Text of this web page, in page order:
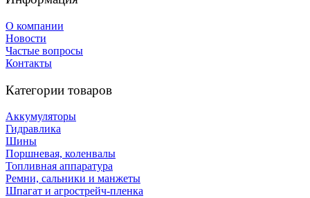
О компании
Новости
Частые вопросы
Контакты
Категории товаров
Аккумуляторы
Гидравлика
Шины
Поршневая, коленвалы
Топливная аппаратура
Ремни, сальники и манжеты
Шпагат и агрострейч-пленка